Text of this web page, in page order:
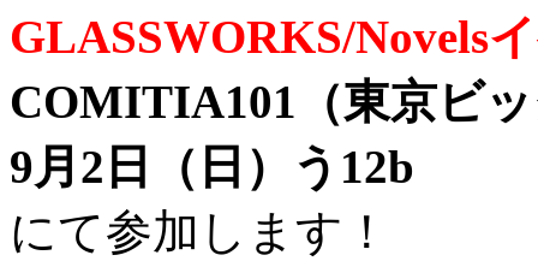
GLASSWORKS/Novels
COMITIA101（東京ビ
9月2日（日）う12b
にて参加します！